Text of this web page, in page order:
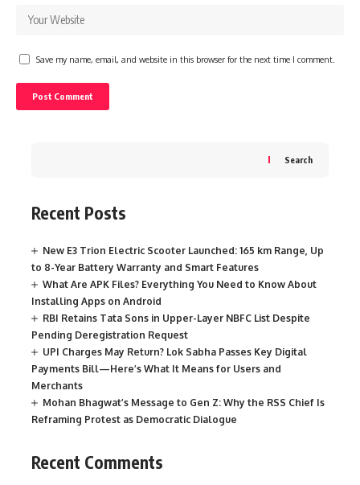
Save my name, email, and website in this browser for the next time I comment.
Search
Recent Posts
New E3 Trion Electric Scooter Launched: 165 km Range, Up
to 8-Year Battery Warranty and Smart Features
What Are APK Files? Everything You Need to Know About
Installing Apps on Android
RBI Retains Tata Sons in Upper-Layer NBFC List Despite
Pending Deregistration Request
UPI Charges May Return? Lok Sabha Passes Key Digital
Payments Bill—Here’s What It Means for Users and
Merchants
Mohan Bhagwat’s Message to Gen Z: Why the RSS Chief Is
Reframing Protest as Democratic Dialogue
Recent Comments